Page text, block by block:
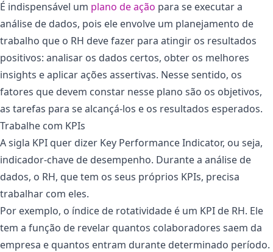
É indispensável um plano de ação para se executar a
análise de dados, pois ele envolve um planejamento de
trabalho que o RH deve fazer para atingir os resultados
positivos: analisar os dados certos, obter os melhores
insights e aplicar ações assertivas. Nesse sentido, os
fatores que devem constar nesse plano são os objetivos,
as tarefas para se alcançá-los e os resultados esperados.
Trabalhe com KPIs
A sigla KPI quer dizer Key Performance Indicator, ou seja,
indicador-chave de desempenho. Durante a análise de
dados, o RH, que tem os seus próprios KPIs, precisa
trabalhar com eles.
Por exemplo, o índice de rotatividade é um KPI de RH. Ele
tem a função de revelar quantos colaboradores saem da
empresa e quantos entram durante determinado período.